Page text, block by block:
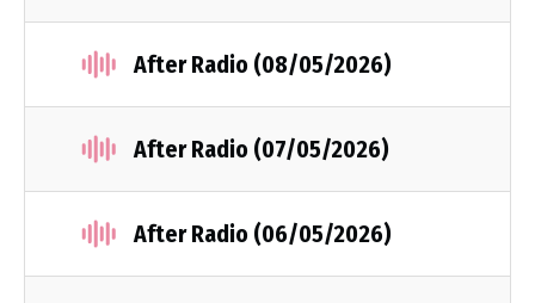
After Radio (08/05/2026)
After Radio (07/05/2026)
After Radio (06/05/2026)